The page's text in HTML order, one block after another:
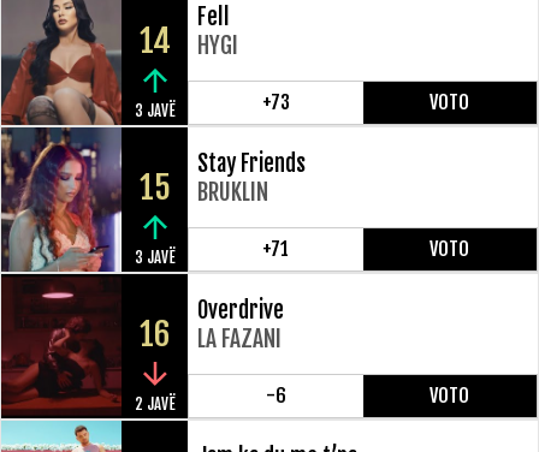
14
3 JAVË
Fell
HYGI
+73 VOTO
15
3 JAVË
Stay Friends
BRUKLIN
+71 VOTO
16
2 JAVË
Overdrive
LA FAZANI
-6 VOTO